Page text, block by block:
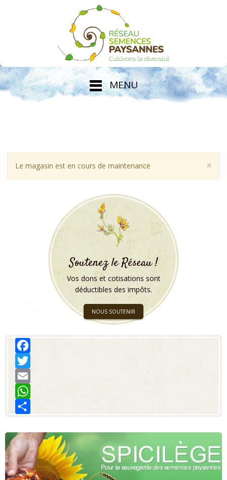
MENU
×
Le magasin est en cours de maintenance
Soutenez le Réseau !
Vos dons et cotisations sont
déductibles des impôts.
NOUS SOUTENIR
Facebook
Twitter
Email
WhatsApp